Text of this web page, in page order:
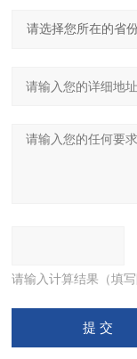
请输入计算结果（填